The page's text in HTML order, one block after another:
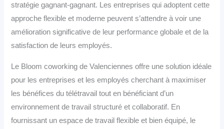
stratégie gagnant-gagnant. Les entreprises qui adoptent cette
approche flexible et moderne peuvent s’attendre à voir une
amélioration significative de leur performance globale et de la
satisfaction de leurs employés.
Le Bloom coworking de Valenciennes offre une solution idéale
pour les entreprises et les employés cherchant à maximiser
les bénéfices du télétravail tout en bénéficiant d’un
environnement de travail structuré et collaboratif. En
fournissant un espace de travail flexible et bien équipé, le